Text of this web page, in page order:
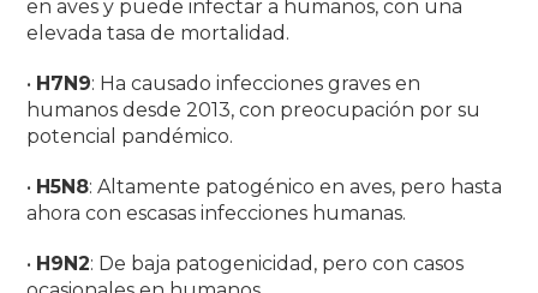
en aves y puede infectar a humanos, con una
elevada tasa de mortalidad.
• H7N9: Ha causado infecciones graves en
humanos desde 2013, con preocupación por su
potencial pandémico.
• H5N8: Altamente patogénico en aves, pero hasta
ahora con escasas infecciones humanas.
• H9N2: De baja patogenicidad, pero con casos